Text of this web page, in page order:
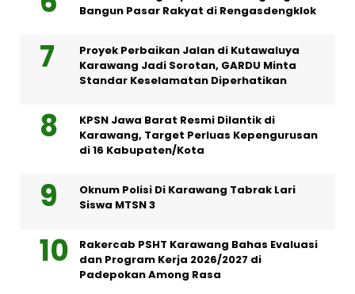
Bangun Pasar Rakyat di Rengasdengklok
Proyek Perbaikan Jalan di Kutawaluya
Karawang Jadi Sorotan, GARDU Minta
Standar Keselamatan Diperhatikan
KPSN Jawa Barat Resmi Dilantik di
Karawang, Target Perluas Kepengurusan
di 16 Kabupaten/Kota
Oknum Polisi Di Karawang Tabrak Lari
Siswa MTSN 3
Rakercab PSHT Karawang Bahas Evaluasi
dan Program Kerja 2026/2027 di
Padepokan Among Rasa